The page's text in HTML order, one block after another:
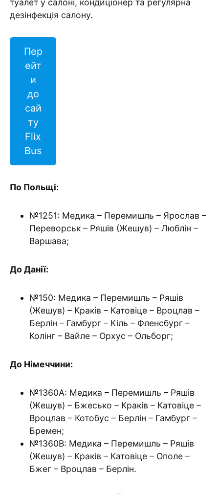
туалет у салоні, кондиціонер та регулярна
дезінфекція салону.
Пер
ейт
и
до
сай
ту
Flix
Bus
По Польщі:
№1251: Медика – Перемишль – Ярослав –
Переворськ – Ряшів (Жешув) – Люблін –
Варшава;
До Данії:
№150: Медика – Перемишль – Ряшів
(Жешув) – Краків – Катовіце – Вроцлав –
Берлін – Гамбург – Кіль – Фленсбург –
Колінг – Вайле – Орхус – Ольборг;
До Німеччини:
№1360А: Медика – Перемишль – Ряшів
(Жешув) – Бжесько – Краків – Катовіце –
Вроцлав – Котобус – Берлін – Гамбург –
Бремен;
№1360B: Медика – Перемишль – Ряшів
(Жешув) – Краків – Катовіце – Ополе –
Бжег – Вроцлав – Берлін.